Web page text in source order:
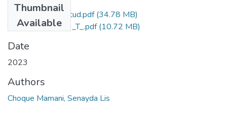
Thumbnail
Available
Grado de Similitud.pdf(34.78 MB)
T036_72793289_T_.pdf(10.72 MB)
Date
2023
Authors
Choque Mamani, Senayda Lis